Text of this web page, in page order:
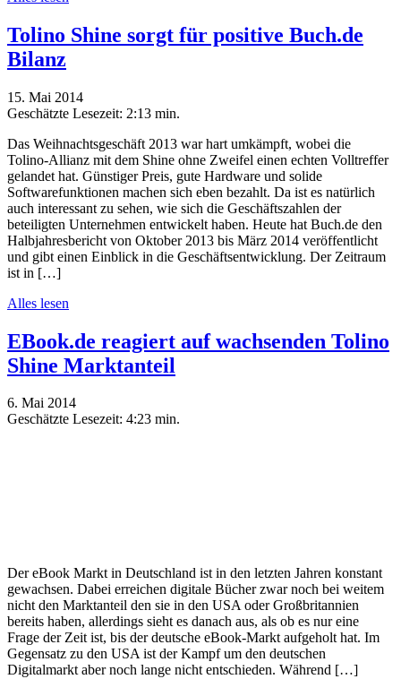
Tolino Shine sorgt für positive Buch.de
Bilanz
15. Mai 2014
Geschätzte Lesezeit: 2:13 min.
Das Weihnachtsgeschäft 2013 war hart umkämpft, wobei die
Tolino-Allianz mit dem Shine ohne Zweifel einen echten Volltreffer
gelandet hat. Günstiger Preis, gute Hardware und solide
Softwarefunktionen machen sich eben bezahlt. Da ist es natürlich
auch interessant zu sehen, wie sich die Geschäftszahlen der
beteiligten Unternehmen entwickelt haben. Heute hat Buch.de den
Halbjahresbericht von Oktober 2013 bis März 2014 veröffentlicht
und gibt einen Einblick in die Geschäftsentwicklung. Der Zeitraum
ist in […]
Alles lesen
EBook.de reagiert auf wachsenden Tolino
Shine Marktanteil
6. Mai 2014
Geschätzte Lesezeit: 4:23 min.
Der eBook Markt in Deutschland ist in den letzten Jahren konstant
gewachsen. Dabei erreichen digitale Bücher zwar noch bei weitem
nicht den Marktanteil den sie in den USA oder Großbritannien
bereits haben, allerdings sieht es danach aus, als ob es nur eine
Frage der Zeit ist, bis der deutsche eBook-Markt aufgeholt hat. Im
Gegensatz zu den USA ist der Kampf um den deutschen
Digitalmarkt aber noch lange nicht entschieden. Während […]